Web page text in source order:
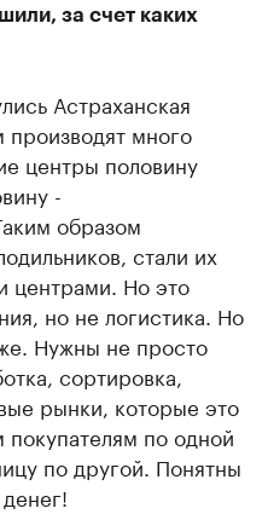
за счет каких
Астраханская
производят много
центры половину
-
образом
стали их
центрами. Но это
но не логистика. Но
Нужны не просто
сортировка,
рынки, которые это
покупателям по одной
по другой. Понятны